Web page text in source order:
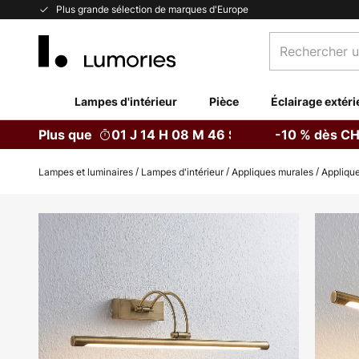
Plus grande sélection de marques d'Europe
Allez
un
catégorie...
Lampes d'intérieur Pièce Éclairage
Plus que 01 J 14 H 08 M 45 S -10 % dès
Lampes et luminaires Lampes d'intérieur Appliques murales
Skip
to
the
end
of
the
images